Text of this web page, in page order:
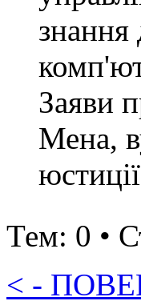
знання
Заяви
Мена,
Тем: 0 •
< -